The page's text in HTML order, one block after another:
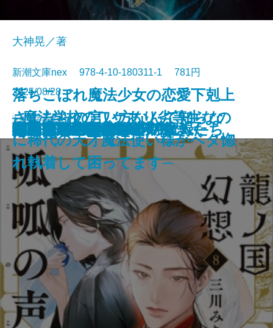
厳島
伊勢大名の関ヶ原
筋肉と脂肪 身体の声をきく
マイブック―2026年の記録―
ネバーランド
ビッグ・バウンス
穢れなき者へ
鬼の花婿 幽世の薬剤師
さよならの言い方なんて知らな
い。10
蜘蛛屋敷の殺人
大神晃／著
新潮文庫nex 978-4-10-180311-1 781円
2025/08/28
文庫電子書籍あり
龍ノ国幻想8 呱呱の声
闇抜け─密命船侍始末─
悲鳴
審議官─隠蔽捜査9.5─
定形外郵便
小説作法の奥義
ファウンテンブルーの魔人たち
磔の地
眠れるアンナ・O
落ちこぼれ魔法少女の恋愛下剋上
─魔法学校のワケあり劣等生なの
に稀代の天才魔法使い様がベタ惚
れ執着して困ってます─